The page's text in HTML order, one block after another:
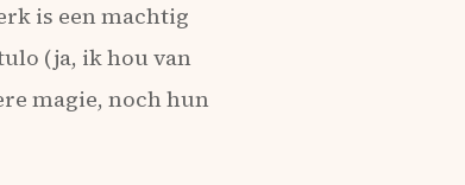
is een machtig
(ja, ik hou van
magie, noch hun